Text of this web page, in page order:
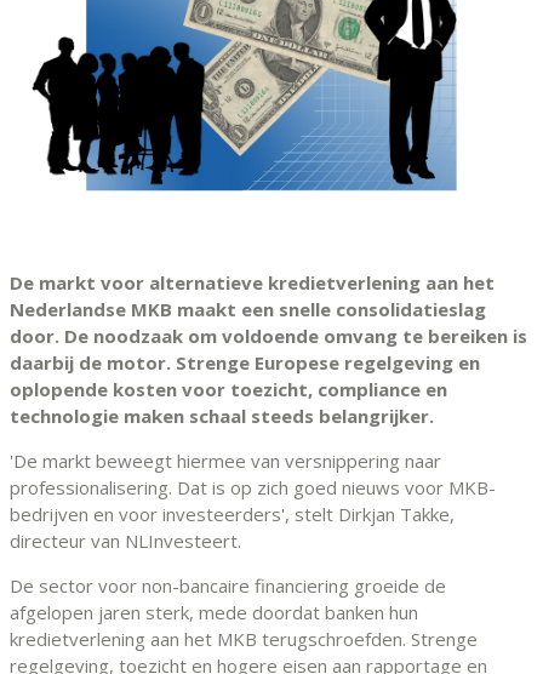
De markt voor alternatieve kredietverlening aan het
Nederlandse MKB maakt een snelle consolidatieslag
door. De noodzaak om voldoende omvang te bereiken is
daarbij de motor. Strenge Europese regelgeving en
oplopende kosten voor toezicht, compliance en
technologie maken schaal steeds belangrijker.
'De markt beweegt hiermee van versnippering naar
professionalisering. Dat is op zich goed nieuws voor MKB-
bedrijven en voor investeerders', stelt Dirkjan Takke,
directeur van NLInvesteert.
De sector voor non-bancaire financiering groeide de
afgelopen jaren sterk, mede doordat banken hun
kredietverlening aan het MKB terugschroefden. Strenge
regelgeving, toezicht en hogere eisen aan rapportage en